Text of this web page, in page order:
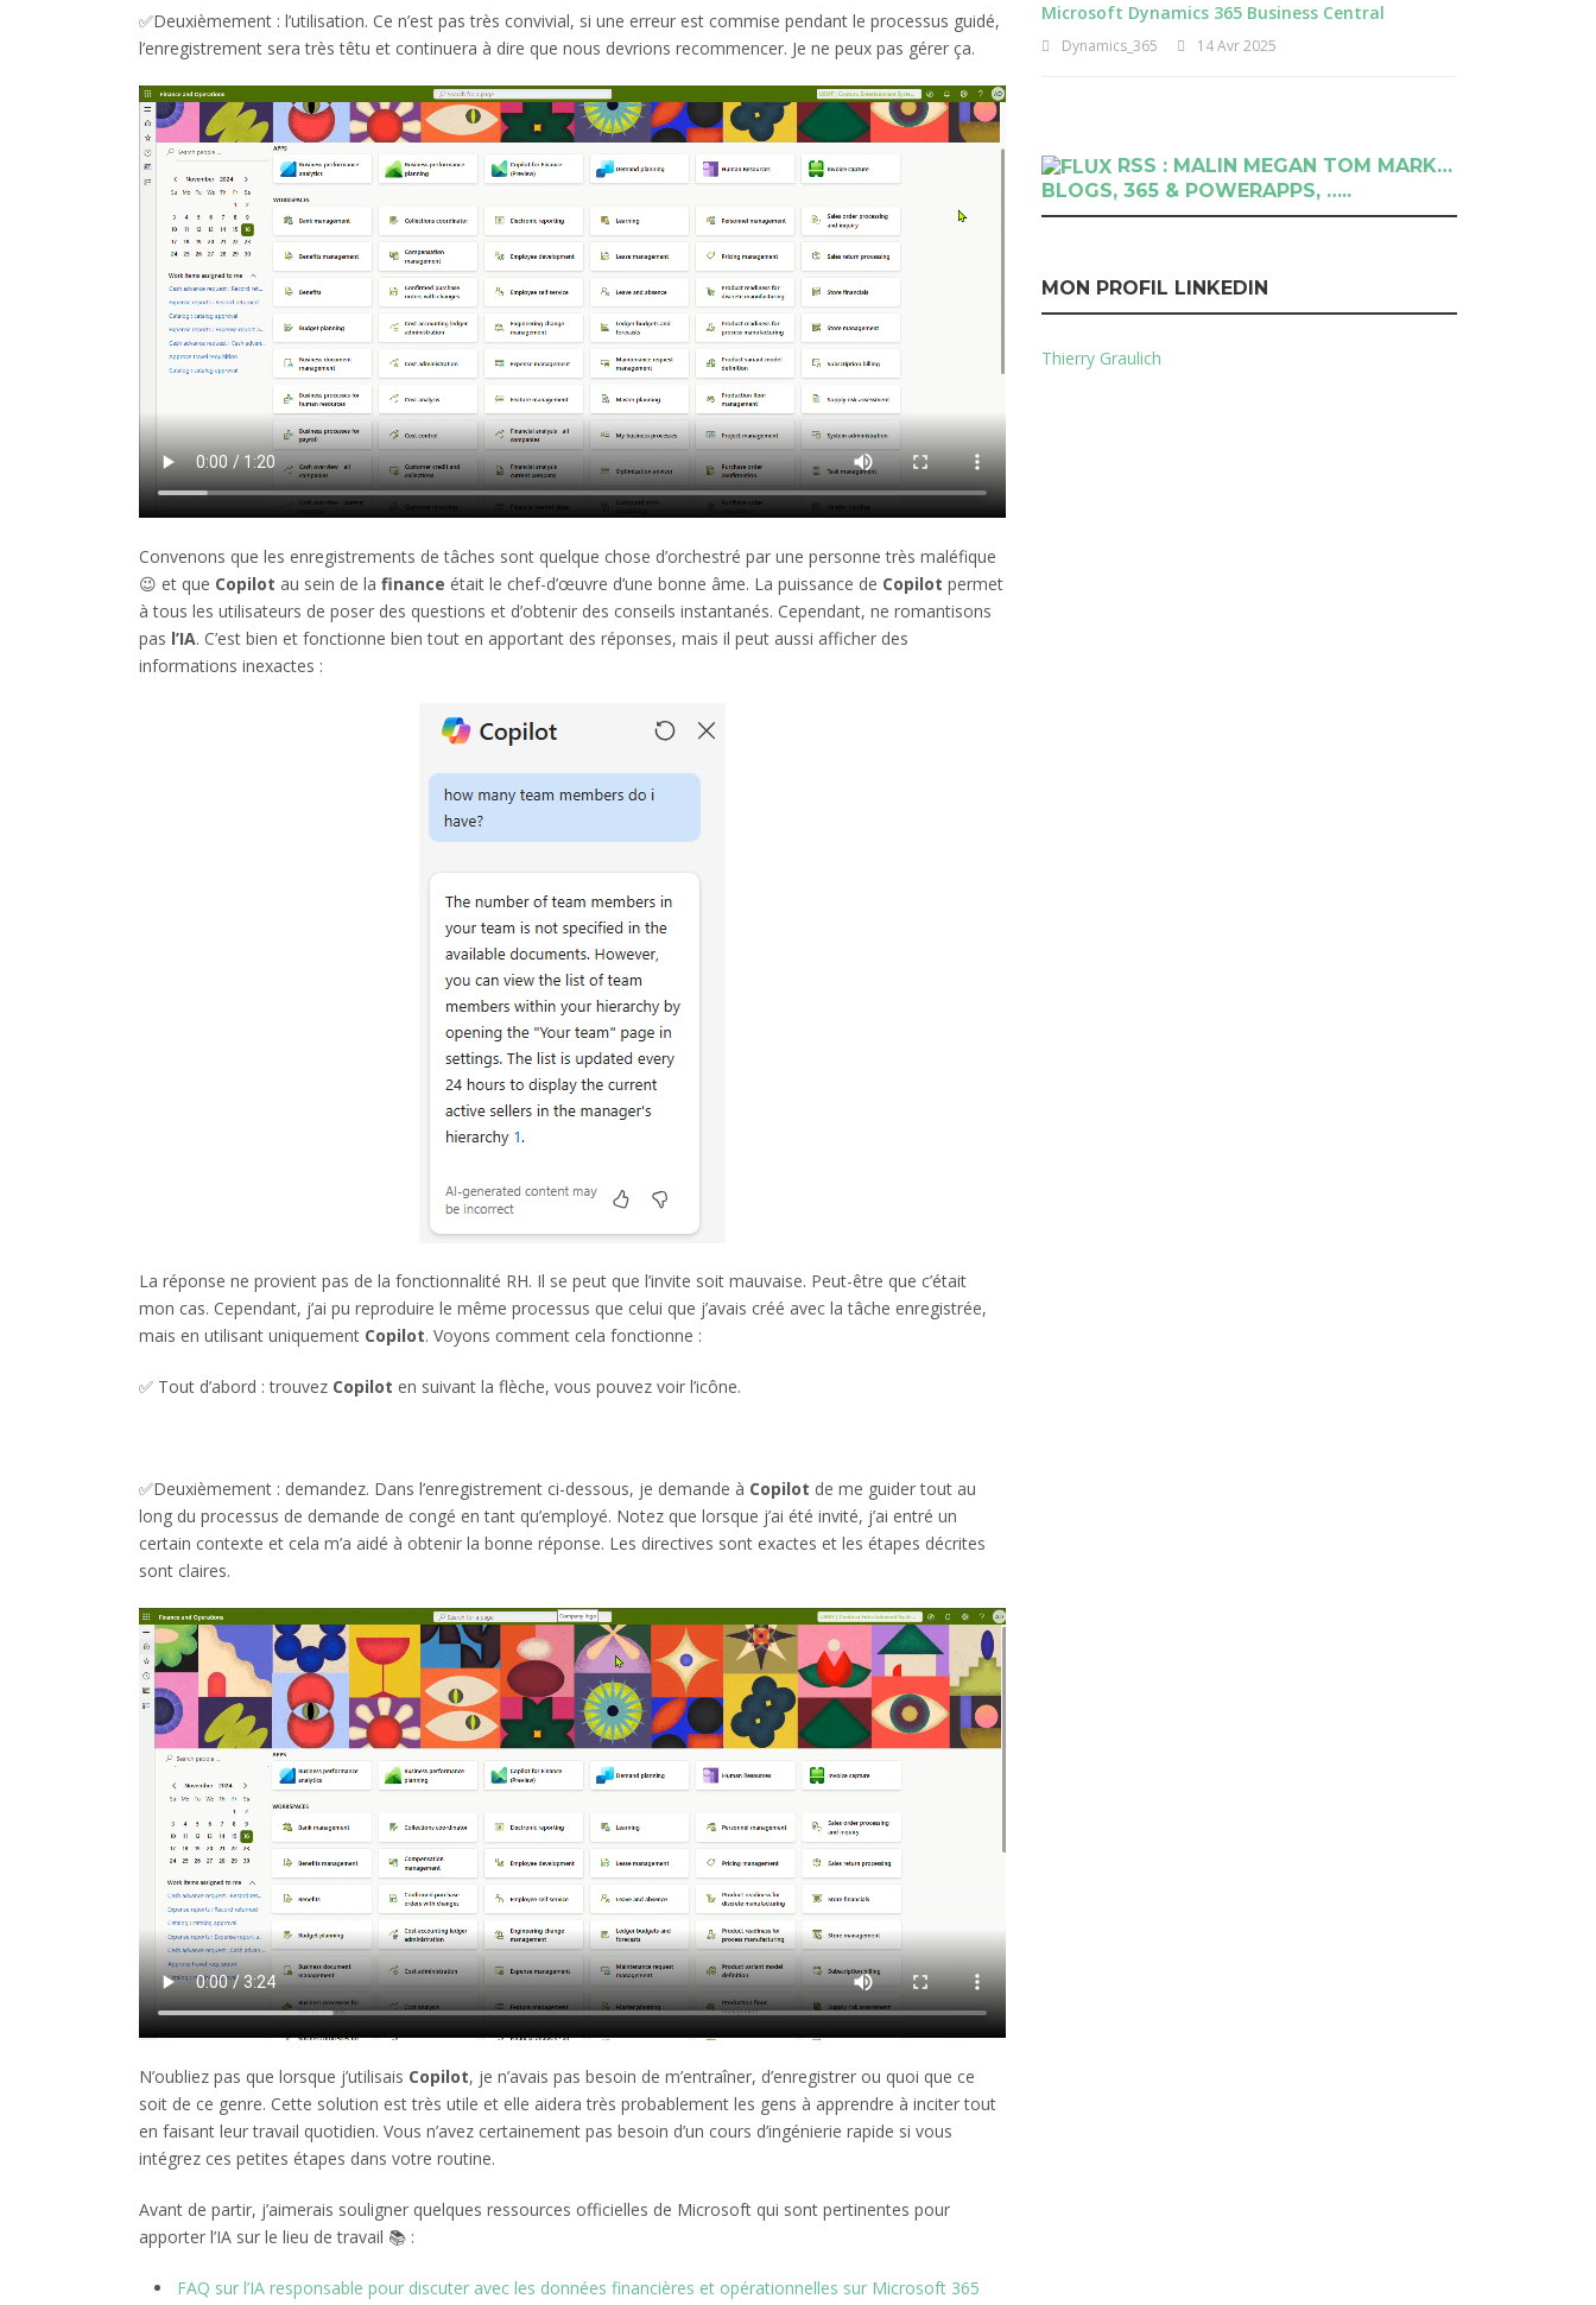
✅Deuxièmement : l’utilisation. Ce n’est pas très convivial, si une erreur est commise pendant le processus guidé,
l’enregistrement sera très têtu et continuera à dire que nous devrions recommencer. Je ne peux pas gérer ça.
Convenons que les enregistrements de tâches sont quelque chose d’orchestré par une personne très maléfique
😉 et que Copilot au sein de la finance était le chef-d’œuvre d’une bonne âme. La puissance de Copilot permet
à tous les utilisateurs de poser des questions et d’obtenir des conseils instantanés. Cependant, ne romantisons
pas l’IA. C’est bien et fonctionne bien tout en apportant des réponses, mais il peut aussi afficher des
informations inexactes :
La réponse ne provient pas de la fonctionnalité RH. Il se peut que l’invite soit mauvaise. Peut-être que c’était
mon cas. Cependant, j’ai pu reproduire le même processus que celui que j’avais créé avec la tâche enregistrée,
mais en utilisant uniquement Copilot. Voyons comment cela fonctionne :
✅ Tout d’abord : trouvez Copilot en suivant la flèche, vous pouvez voir l’icône.
✅Deuxièmement : demandez. Dans l’enregistrement ci-dessous, je demande à Copilot de me guider tout au
long du processus de demande de congé en tant qu’employé. Notez que lorsque j’ai été invité, j’ai entré un
certain contexte et cela m’a aidé à obtenir la bonne réponse. Les directives sont exactes et les étapes décrites
sont claires.
N’oubliez pas que lorsque j’utilisais Copilot, je n’avais pas besoin de m’entraîner, d’enregistrer ou quoi que ce
soit de ce genre. Cette solution est très utile et elle aidera très probablement les gens à apprendre à inciter tout
en faisant leur travail quotidien. Vous n’avez certainement pas besoin d’un cours d’ingénierie rapide si vous
intégrez ces petites étapes dans votre routine.
Avant de partir, j’aimerais souligner quelques ressources officielles de Microsoft qui sont pertinentes pour
apporter l’IA sur le lieu de travail 📚 :
FAQ sur l’IA responsable pour discuter avec les données financières et opérationnelles sur Microsoft 365
Microsoft Dynamics 365 Business Central
Dynamics_365 14 Avr 2025
RSS : MALIN MEGAN TOM MARK…
BLOGS, 365 & POWERAPPS, …..
MON PROFIL LINKEDIN
Thierry Graulich